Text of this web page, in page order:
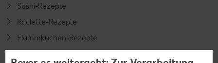
Sushi-Rezepte
Raclette-Rezepte
Flammkuchen-Rezepte